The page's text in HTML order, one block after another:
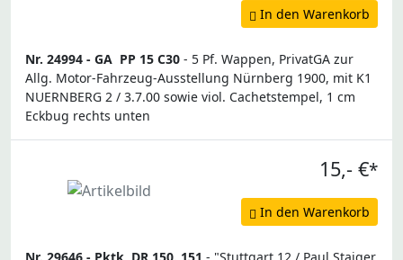
In den Warenkorb
Nr. 24994 - GA PP 15 C30 - 5 Pf. Wappen, PrivatGA zur
Allg. Motor-Fahrzeug-Ausstellung Nürnberg 1900, mit K1
NUERNBERG 2 / 3.7.00 sowie viol. Cachetstempel, 1 cm
Eckbug rechts unten
15,- €*
In den Warenkorb